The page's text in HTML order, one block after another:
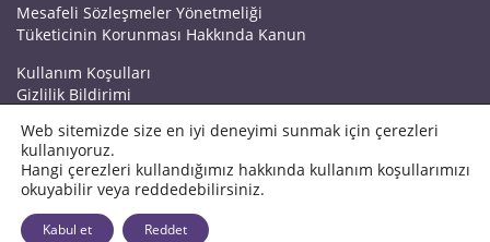
Mesafeli Sözleşmeler Yönetmeliği
Tüketicinin Korunması Hakkında Kanun
Kullanım Koşulları
Gizlilik Bildirimi
Kuponrazzi Blog
Mağaza Ekle
İletişim
© 2026 Kuponrazzi
Web sitemizde size en iyi deneyimi sunmak için çerezleri
kullanıyoruz.
Hangi çerezleri kullandığımız hakkında kullanım koşullarımızı
okuyabilir veya reddedebilirsiniz.
Kabul et Reddet